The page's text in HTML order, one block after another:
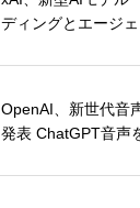
ディングとエージ
OpenAI、新世代音
発表 ChatGPT音声